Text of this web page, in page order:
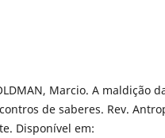
Marcio. A maldição
de saberes. Rev.
Disponível em: